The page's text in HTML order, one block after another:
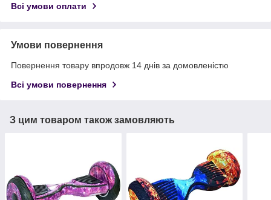
Всі умови оплати
Умови повернення
Повернення товару впродовж 14 днів за домовленістю
Всі умови повернення
З цим товаром також замовляють